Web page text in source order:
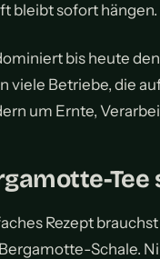
bleibt sofort
bis heute
viele Betriebe, die
um Ernte,
Rezept
Schale.